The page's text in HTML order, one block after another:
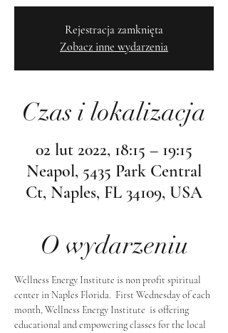
Rejestracja zamknięta
Zobacz inne wydarzenia
Czas i lokalizacja
02 lut 2022, 18:15 – 19:15
Neapol, 5435 Park Central
Ct, Naples, FL 34109, USA
O wydarzeniu
Wellness Energy Institute is non profit spiritual
center in Naples Florida.  First Wednesday of each
month, Wellness Energy Institute  is offering
educational and empowering classes for the local